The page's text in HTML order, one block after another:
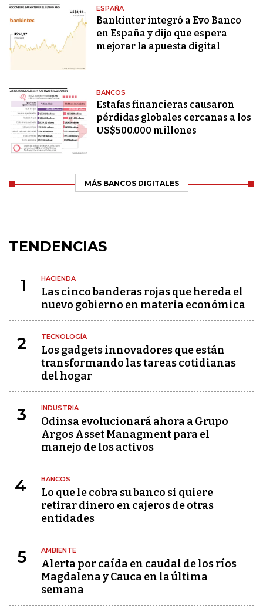
ESPAÑA
Bankinter integró a Evo Banco
en España y dijo que espera
mejorar la apuesta digital
BANCOS
Estafas financieras causaron
pérdidas globales cercanas a los
US$500.000 millones
MÁS BANCOS DIGITALES
TENDENCIAS
1 HACIENDA
Las cinco banderas rojas que hereda el
nuevo gobierno en materia económica
2 TECNOLOGÍA
Los gadgets innovadores que están
transformando las tareas cotidianas
del hogar
3 INDUSTRIA
Odinsa evolucionará ahora a Grupo
Argos Asset Managment para el
manejo de los activos
4 BANCOS
Lo que le cobra su banco si quiere
retirar dinero en cajeros de otras
entidades
5 AMBIENTE
Alerta por caída en caudal de los ríos
Magdalena y Cauca en la última
semana